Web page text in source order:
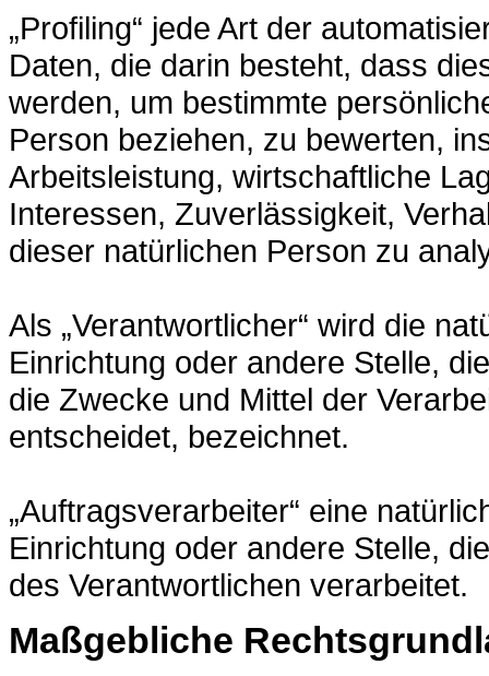
„Profiling“ jede Art der
Daten, die darin besteht, dass
werden, um bestimmte
Person beziehen, zu bewerten,
Arbeitsleistung, wirtschaftliche
Interessen, Zuverlässigkeit,
dieser natürlichen Person zu
Als „Verantwortlicher“ wird die
Einrichtung oder andere Stelle,
die Zwecke und Mittel der
entscheidet, bezeichnet.
„Auftragsverarbeiter“ eine
Einrichtung oder andere Stelle,
des Verantwortlichen verarbeitet.
Maßgebliche